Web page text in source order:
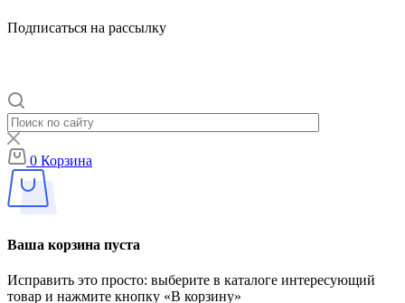
Подписаться на рассылку
0 Корзина
Ваша корзина пуста
Исправить это просто: выберите в каталоге интересующий
товар и нажмите кнопку «В корзину»